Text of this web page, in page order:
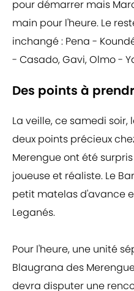
pour démarrer mais
main pour l'heure. Le
inchangé : Pena -
- Casado, Gavi, Olmo -
Des points à
La veille, ce samedi soir,
deux points précieux
Merengue ont été
joueuse et réaliste. Le
petit matelas d'avance
Leganés.
Pour l'heure, une unité
Blaugrana des
devra disputer une